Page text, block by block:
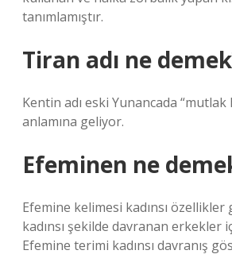
tanımlamıştır.
Tiran adı ne
Kentin adı eski Yunancada
anlamına geliyor.
Efeminen ne
Efemine kelimesi kadınsı özellikler
kadınsı şekilde davranan erkekler
Efemine terimi kadınsı davranış